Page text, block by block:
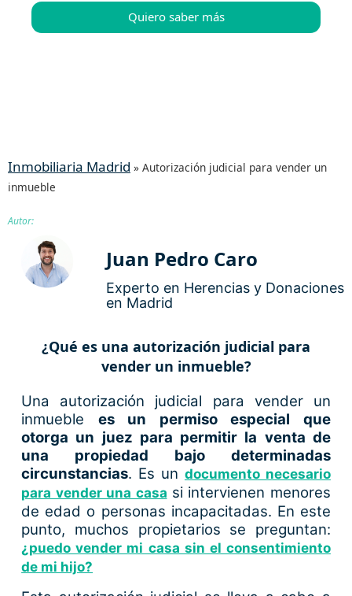
Quiero saber más
Inmobiliaria Madrid » Autorización judicial para vender un
inmueble
Autor:
Juan Pedro Caro
Experto en Herencias y Donaciones
en Madrid
¿Qué es una autorización judicial para
vender un inmueble?
Una autorización judicial para vender un
inmueble es un permiso especial que
otorga un juez para permitir la venta de
una propiedad bajo determinadas
circunstancias. Es un documento necesario
para vender una casa si intervienen menores
de edad o personas incapacitadas. En este
punto, muchos propietarios se preguntan:
¿puedo vender mi casa sin el consentimiento
de mi hijo?